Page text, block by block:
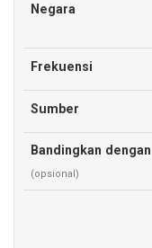
Negara
Frekuensi
Sumber
Bandingkan dengan
(opsional)